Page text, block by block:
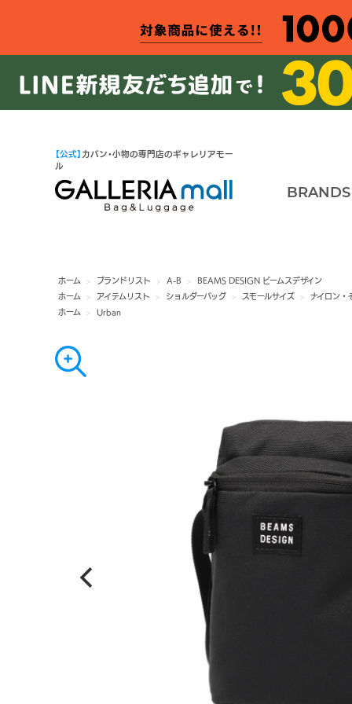
【公式】 カバン・小物の専門店のギャレリアモー
ル
BRANDS
ホーム > ブランドリスト > A-B >
BEAMS DESIGN ビームスデザイン
ホーム
> アイテムリスト > ショルダーバッグ > スモールサイズ >
ナイロン・
ホーム
> Urban